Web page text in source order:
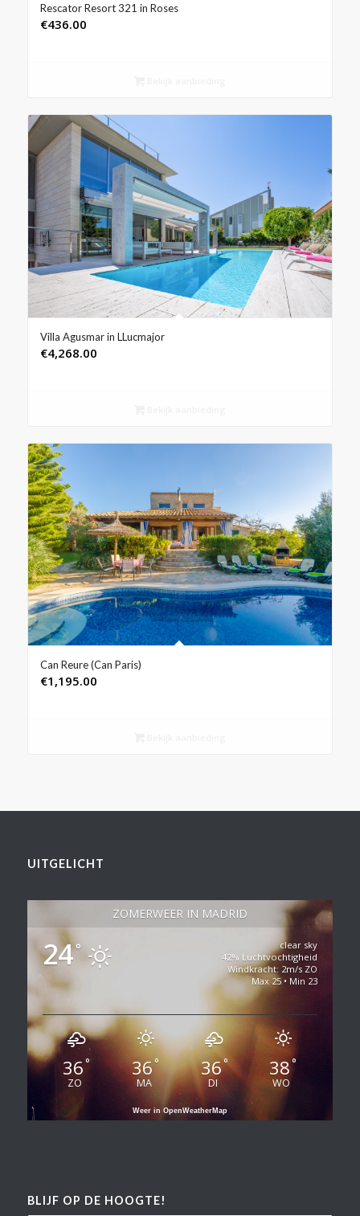
Rescator Resort 321 in Roses
€436.00
Villa Agusmar in LLucmajor
€4,268.00
Can Reure (Can Paris)
€1,195.00
UITGELICHT
ZOMERWEER IN MADRID
24°
clear sky
42% Luchtvochtigheid
Windkracht: 2m/s ZO
Max 25 • Min 23
36°
ZO
36°
MA
36°
DI
38°
WO
Weer in OpenWeatherMap
BLIJF OP DE HOOGTE!